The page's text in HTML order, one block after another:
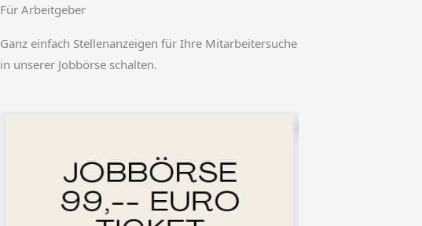
Für Arbeitgeber
Ganz einfach Stellenanzeigen für Ihre Mitarbeitersuche
in unserer Jobbörse schalten.